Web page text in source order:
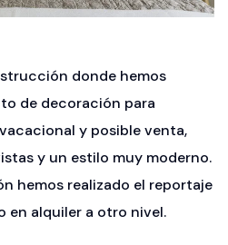
donde hemos
de decoración para
y posible venta,
y un estilo muy moderno.
hemos realizado el reportaje
alquiler a otro nivel.